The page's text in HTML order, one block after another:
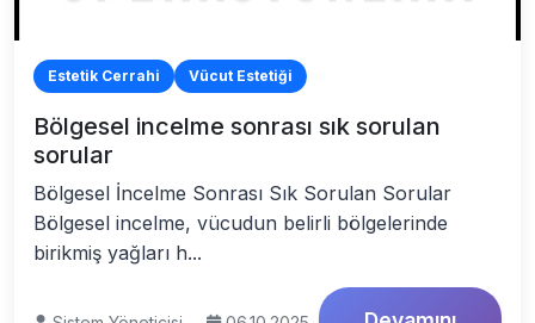
Estetik Cerrahi Vücut Estetiği
Bölgesel incelme sonrası sık sorulan
sorular
Bölgesel İncelme Sonrası Sık Sorulan Sorular
Bölgesel incelme, vücudun belirli bölgelerinde
birikmiş yağları h...